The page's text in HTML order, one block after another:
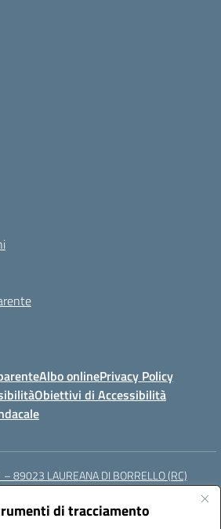
di tracciamento
Albo onlinePrivacy Policy
Obiettivi di Accessibilità
– 89023 LAUREANA DI BORRELLO (RC)
(PEC):rcic84800t@pec.istruzione.it